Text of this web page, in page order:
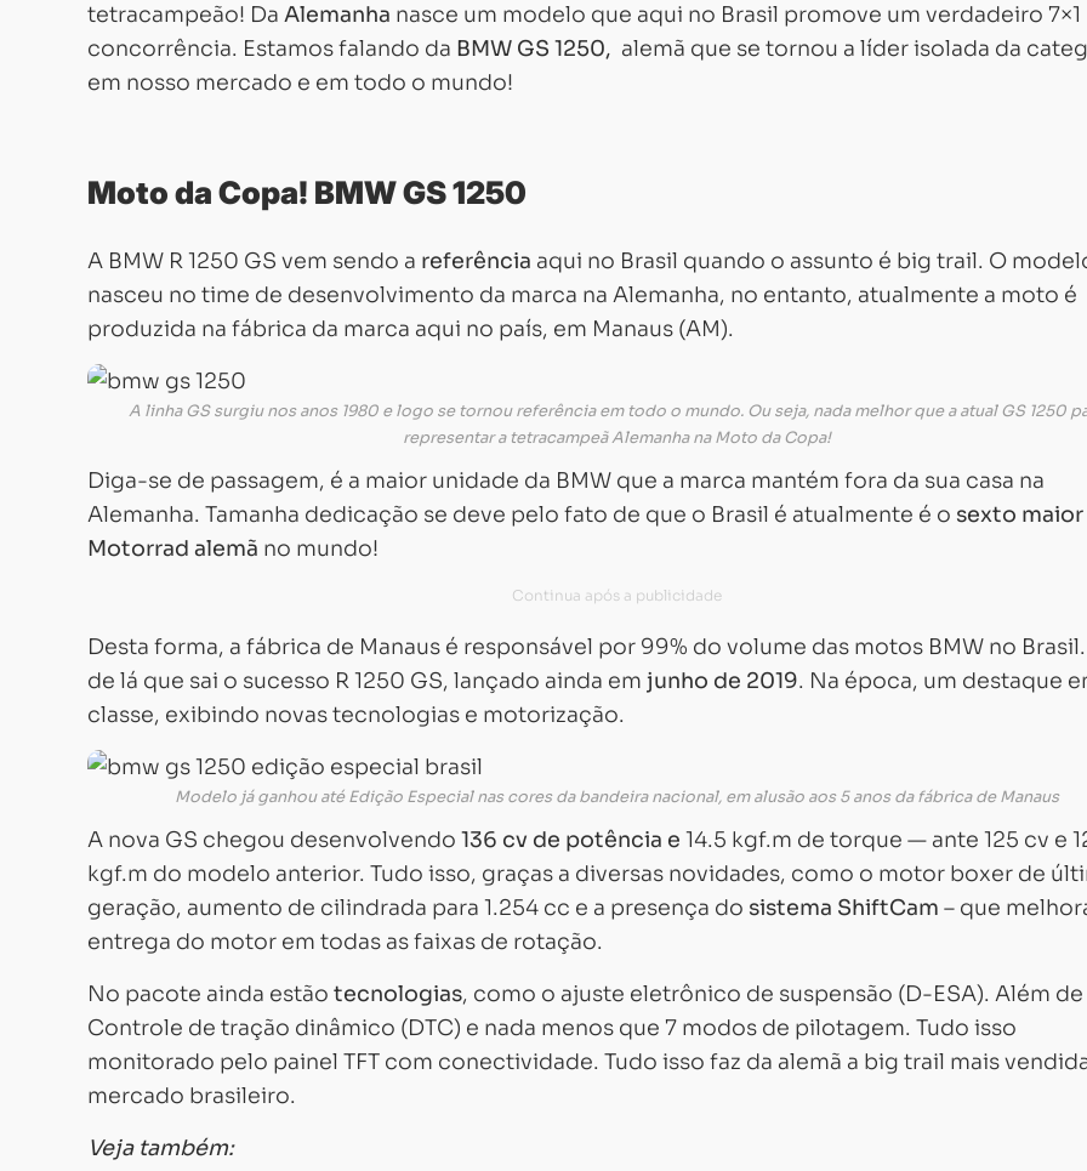
tetracampeão! Da Alemanha nasce um modelo que aqui no Brasil promove um verdadeiro 7×1
concorrência. Estamos falando da BMW GS 1250, alemã que se tornou a líder isolada da
em nosso mercado e em todo o mundo!
Moto da Copa! BMW GS 1250
A BMW R 1250 GS vem sendo a referência aqui no Brasil quando o assunto é big trail. O
nasceu no time de desenvolvimento da marca na Alemanha, no entanto, atualmente a moto é
produzida na fábrica da marca aqui no país, em Manaus (AM).
A linha GS surgiu nos anos 1980 e logo se tornou referência em todo o mundo. Ou seja, nada melhor que a atual GS 1250
representar a tetracampeã Alemanha na Moto da Copa!
Diga-se de passagem, é a maior unidade da BMW que a marca mantém fora da sua casa na
Alemanha. Tamanha dedicação se deve pelo fato de que o Brasil é atualmente é o sexto maior
Motorrad alemã no mundo!
Desta forma, a fábrica de Manaus é responsável por 99% do volume das motos BMW no Brasil.
de lá que sai o sucesso R 1250 GS, lançado ainda em junho de 2019. Na época, um destaque
classe, exibindo novas tecnologias e motorização.
Modelo já ganhou até Edição Especial nas cores da bandeira nacional, em alusão aos 5 anos da fábrica de Manaus
A nova GS chegou desenvolvendo 136 cv de potência e 14.5 kgf.m de torque — ante 125 cv e
kgf.m do modelo anterior. Tudo isso, graças a diversas novidades, como o motor boxer de
geração, aumento de cilindrada para 1.254 cc e a presença do sistema ShiftCam – que
entrega do motor em todas as faixas de rotação.
No pacote ainda estão tecnologias, como o ajuste eletrônico de suspensão (D-ESA). Além de
Controle de tração dinâmico (DTC) e nada menos que 7 modos de pilotagem. Tudo isso
monitorado pelo painel TFT com conectividade. Tudo isso faz da alemã a big trail mais
mercado brasileiro.
Veja também:
Carregando...
Carregando...